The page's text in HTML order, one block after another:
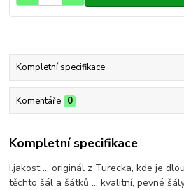
Kompletní specifikace
Komentáře 0
Kompletní specifikace
I.jakost ... originál z Turecka, kde je
těchto šál a šátků ... kvalitní, pevné